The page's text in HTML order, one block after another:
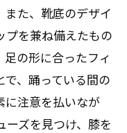
また、靴底のデザイ
プを兼ね備えたもの
の形に合ったフィ
で、踊っている間の
に注意を払いなが
ーズを見つけ、膝を